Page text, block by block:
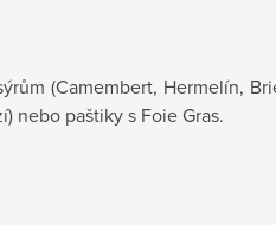
(Camembert, Hermelín,
nebo paštiky s Foie Gras.